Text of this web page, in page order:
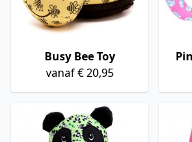
Busy Bee Toy
vanaf € 20,95